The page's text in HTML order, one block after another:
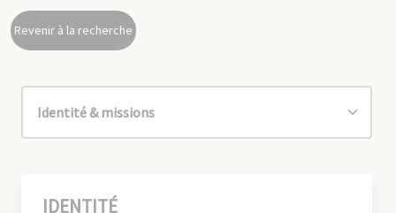
Revenir à la recherche
IDENTITÉ